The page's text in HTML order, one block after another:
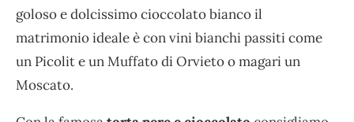
goloso e dolcissimo cioccolato bianco il
matrimonio ideale è con vini bianchi passiti come
un Picolit e un Muffato di Orvieto o magari un
Moscato.